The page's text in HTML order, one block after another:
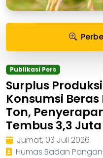
Publikasi Pers
Surplus
Konsumsi
Ton,
Tembus 3,3
Jumat, 03 Juli 2026
Humas Badan